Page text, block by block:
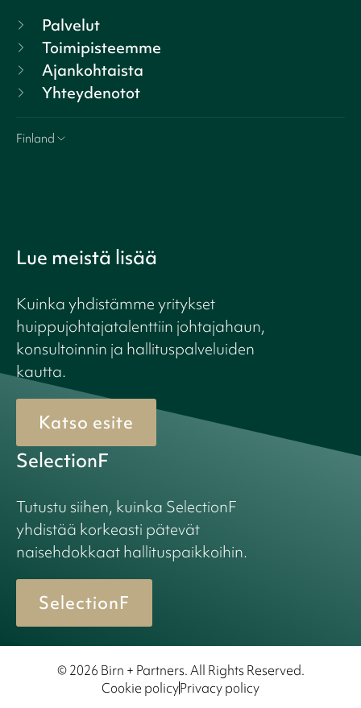
Palvelut
Toimipisteemme
Ajankohtaista
Yhteydenotot
Finland
Lue meistä lisää
Kuinka yhdistämme yritykset
huippujohtajatalenttiin johtajahaun,
konsultoinnin ja hallituspalveluiden
kautta.
Katso esite
SelectionF
Tutustu siihen, kuinka SelectionF
yhdistää korkeasti pätevät
naisehdokkaat hallituspaikkoihin.
SelectionF
© 2026 Birn + Partners. All Rights Reserved.
Cookie policyPrivacy policy